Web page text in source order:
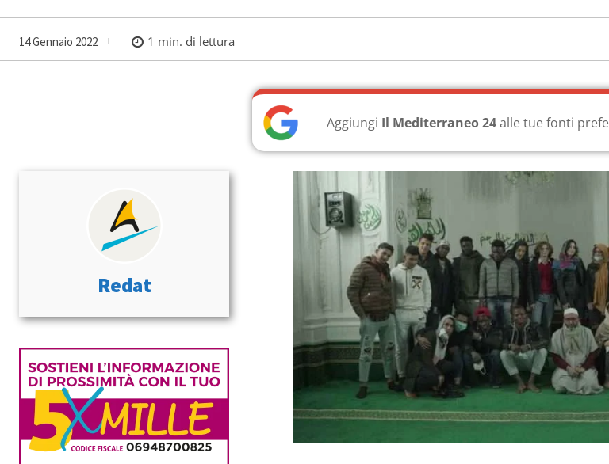
14 Gennaio 2022 1 min. di lettura
Aggiungi Il Mediterraneo 24alle tue fonti
Redat